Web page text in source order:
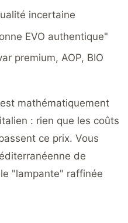
incertaine
EVO authentique"
premium, AOP, BIO
mathématiquement
: rien que les coûts
ce prix. Vous
de
"lampante" raffinée